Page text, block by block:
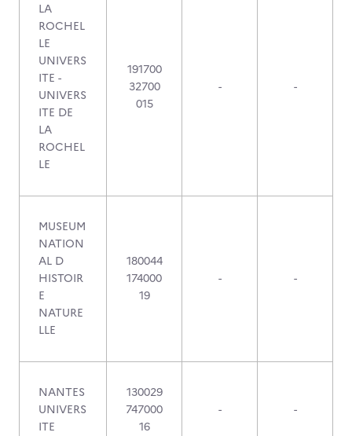
LA
ROCHEL
LE
UNIVERS
ITE -
UNIVERS
ITE DE
LA
ROCHEL
LE
191700
32700
015
- -
MUSEUM
NATION
AL D
HISTOIR
E
NATURE
LLE
180044
174000
19
- -
NANTES
UNIVERS
ITE
130029
747000
16
- -